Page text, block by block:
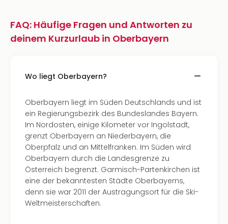
FAQ: Häufige Fragen und Antworten zu
deinem Kurzurlaub in Oberbayern
Wo liegt Oberbayern?
Oberbayern liegt im Süden Deutschlands und ist
ein Regierungsbezirk des Bundeslandes Bayern.
Im Nordosten, einige Kilometer vor Ingolstadt,
grenzt Oberbayern an Niederbayern, die
Oberpfalz und an Mittelfranken. Im Süden wird
Oberbayern durch die Landesgrenze zu
Österreich begrenzt. Garmisch-Partenkirchen ist
eine der bekanntesten Städte Oberbayerns,
denn sie war 2011 der Austragungsort für die Ski-
Weltmeisterschaften.